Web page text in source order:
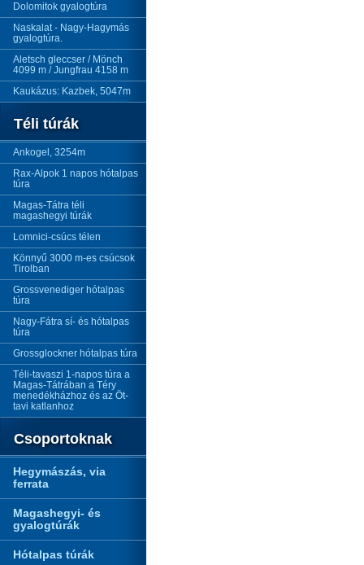
Dolomitok gyalogtúra
Naskalat - Nagy-Hagymás
gyalogtúra.
Aletsch gleccser / Mönch
4099 m / Jungfrau 4158 m
Kaukázus: Kazbek, 5047m
Téli túrák
Ankogel, 3254m
Rax-Alpok 1 napos hótalpas
túra
Magas-Tátra téli
magashegyi túrák
Lomnici-csúcs télen
Könnyű 3000 m-es csúcsok
Tirolban
Grossvenediger hótalpas
túra
Nagy-Fátra sí- és hótalpas
túra
Grossglockner hótalpas túra
Téli-tavaszi 1-napos túra a
Magas-Tátrában a Téry
menedékházhoz és az Öt-
tavi katlanhoz
Csoportoknak
Hegymászás, via
ferrata
Magashegyi- és
gyalogtúrák
Hótalpas túrák